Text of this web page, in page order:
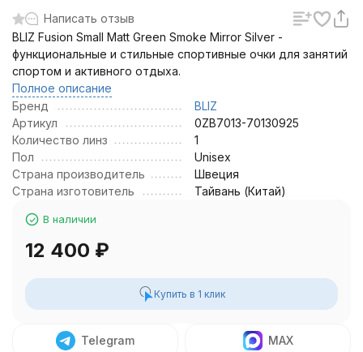
Написать отзыв
BLIZ Fusion Small Matt Green Smoke Mirror Silver -
функциональные и стильные спортивные очки для занятий
спортом и активного отдыха.
Полное описание
Бренд
BLIZ
Артикул
0ZB7013-70130925
Количество линз
1
Пол
Unisex
Страна производитель
Швеция
Страна изготовитель
Тайвань (Китай)
В наличии
12 400 ₽
Купить в 1 клик
Telegram MAX